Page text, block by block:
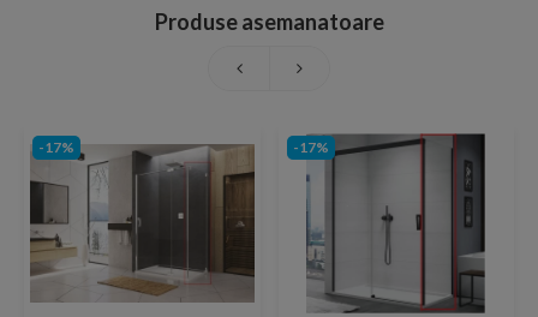
Produse asemanatoare
-17% -17%